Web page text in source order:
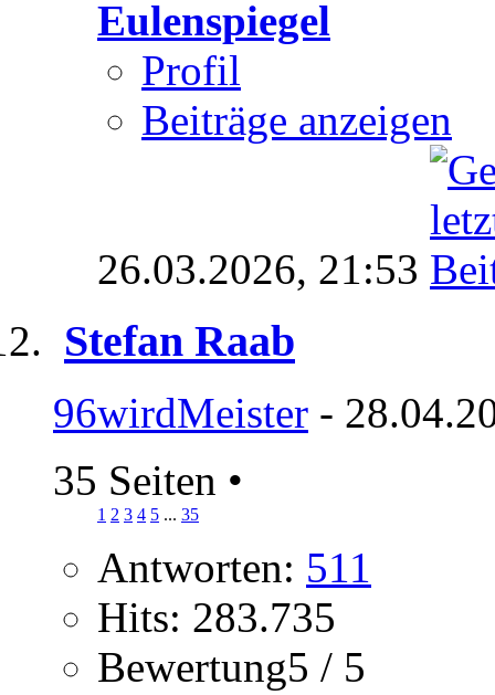
Eulenspiegel
Profil
Beiträge anzeigen
26.03.2026, 21:53
Stefan Raab
96wirdMeister -
35 Seiten •
1 2 3 4 5 ... 35
Antworten: 511
Hits: 283.735
Bewertung5 / 5